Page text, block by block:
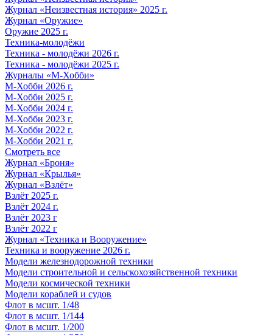
Журнал «Неизвестная история» 2025 г.
Журнал «Оружие»
Оружие 2025 г.
Техника-молодёжи
Техника - молодёжи 2026 г.
Техника - молодёжи 2025 г.
Журналы «М-Хобби»
М-Хобби 2026 г.
М-Хобби 2025 г.
М-Хобби 2024 г.
М-Хобби 2023 г.
М-Хобби 2022 г.
М-Хобби 2021 г.
Смотреть все
Журнал «Броня»
Журнал «Крылья»
Журнал «Взлёт»
Взлёт 2025 г.
Взлёт 2024 г.
Взлёт 2023 г
Взлёт 2022 г
Журнал «Техника и Вооружение»
Техника и вооружение 2026 г.
Модели железнодорожной техники
Модели строительной и сельскохозяйственной техники
Модели космической техники
Модели кораблей и судов
Флот в мсшт. 1/48
Флот в мсшт. 1/144
Флот в мсшт. 1/200